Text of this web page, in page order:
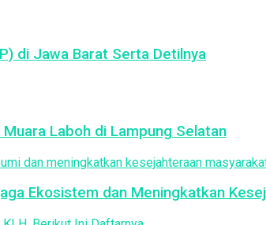
di Jawa Barat Serta Detilnya
Laboh di Lampung Selatan
Ekosistem dan Meningkatkan